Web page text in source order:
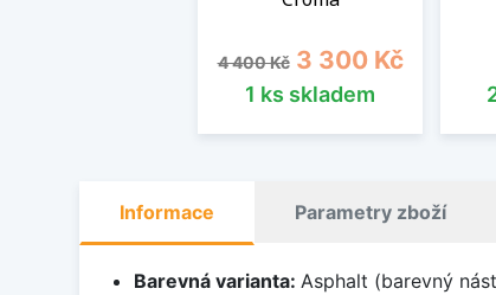
Běžná cena
4 400 Kč Cena
3 300 Kč
1 ks skladem
Informace Parametry zboží
Barevná varianta: Asphalt (barevný